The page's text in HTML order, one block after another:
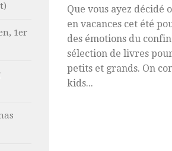
Que vous ayez décidé
en vacances cet été
des émotions du
sélection de livres
petits et grands. On
kids...
1er